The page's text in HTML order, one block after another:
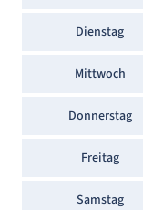
Dienstag
Mittwoch
Donnerstag
Freitag
Samstag